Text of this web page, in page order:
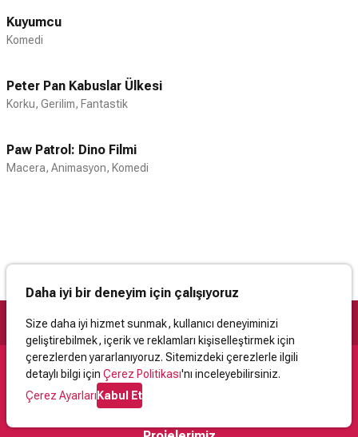
Kuyumcu
Komedi
Peter Pan Kabuslar Ülkesi
Korku, Gerilim, Fantastik
Paw Patrol: Dino Filmi
Macera, Animasyon, Komedi
Daha iyi bir deneyim için çalışıyoruz
Size daha iyi hizmet sunmak, kullanıcı deneyiminizi
geliştirebilmek, içerik ve reklamları kişiselleştirmek için
çerezlerden yararlanıyoruz. Sitemizdeki çerezlerle ilgili
detaylı bilgi için Çerez Politikası'nı inceleyebilirsiniz.
Çerez AyarlarıKabul Et
Destek
İletişimYardımKullanıcı Sözleşmesi